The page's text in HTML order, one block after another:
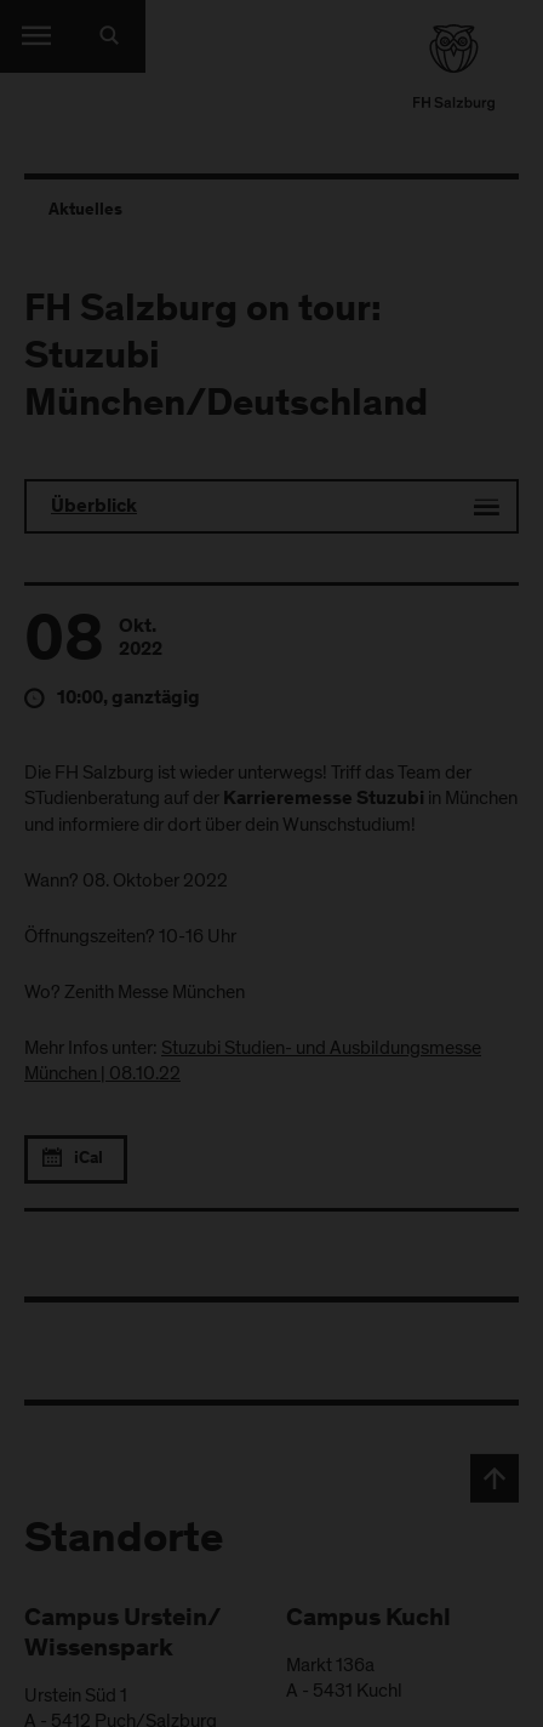
Aktuelles
FH Salzburg on tour:
Stuzubi
München/Deutschland
Überblick
08
Okt.
2022
10:00, ganztägig
Die FH Salzburg ist wieder unterwegs! Triff das Team der
STudienberatung auf der Karrieremesse Stuzubi in München
und informiere dir dort über dein Wunschstudium!
Wann? 08. Oktober 2022
Öffnungszeiten? 10-16 Uhr
Wo? Zenith Messe München
Mehr Infos unter: Stuzubi Studien- und Ausbildungsmesse
München | 08.10.22
iCal
Standorte
Campus Urstein/
Wissenspark
Urstein Süd 1
A - 5412 Puch/Salzburg
Campus Kuchl
Markt 136a
A - 5431 Kuchl